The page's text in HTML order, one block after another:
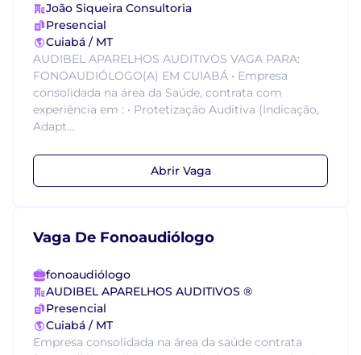
João Siqueira Consultoria
Presencial
Cuiabá / MT
AUDIBEL APARELHOS AUDITIVOS VAGA PARA:
FONOAUDIÓLOGO(A) EM CUIABÁ • Empresa
consolidada na área da Saúde, contrata com
experiência em : • Protetização Auditiva (Indicação,
Adapt...
Abrir Vaga
Vaga De Fonoaudiólogo
fonoaudiólogo
AUDIBEL APARELHOS AUDITIVOS ®
Presencial
Cuiabá / MT
Empresa consolidada na área da saúde contrata